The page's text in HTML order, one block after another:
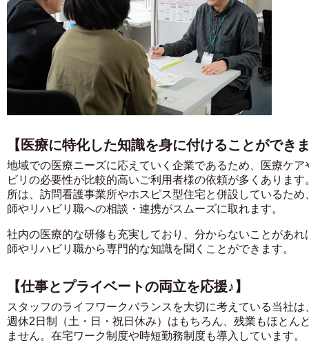
【医療に特化した知識を身に付けることができ
地域での医療ニーズに応えていく企業であるため、医療ケア
ビリの必要性が比較的高いご利用者様の依頼が多くあります
所は、訪問看護事業所やホスピス型住宅と併設しているため
師やリハビリ職への相談・連携がスムーズに取れます。
社内の医療的な研修も充実しており、分からないことがあれ
師やリハビリ職から専門的な知識を聞くことができます。
【仕事とプライベートの両立を応援♪】
スタッフのライフワークバランスを大切に考えている当社は
週休2日制（土・日・祝日休み）はもちろん、残業もほとん
ません。在宅ワーク制度や時短勤務制度も導入しています。